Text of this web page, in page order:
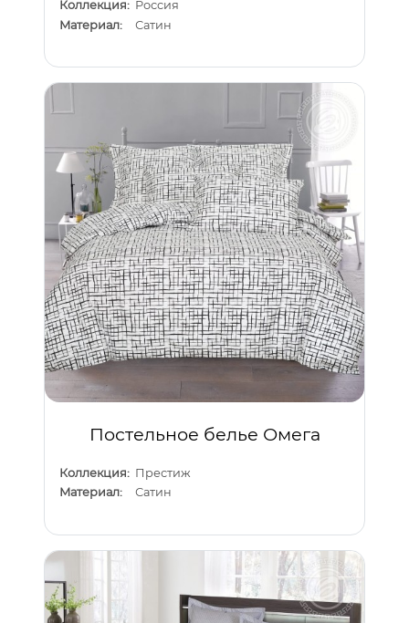
Коллекция: Россия
Материал:
Сатин
Постельное белье Омега
Коллекция: Престиж
Материал:
Сатин